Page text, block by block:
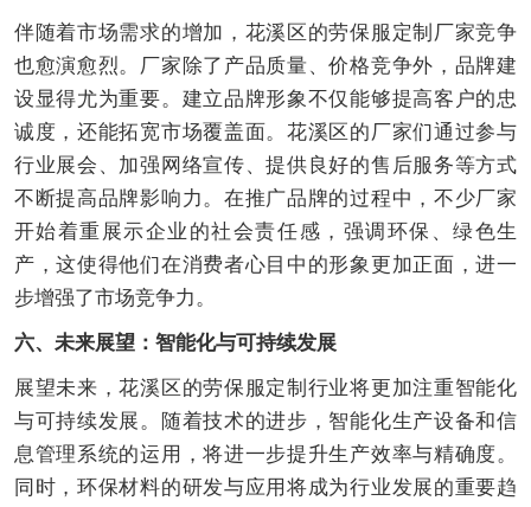
伴随着市场需求的增加，花溪区的劳保服定制厂家竞争
也愈演愈烈。厂家除了产品质量、价格竞争外，品牌建
设显得尤为重要。建立品牌形象不仅能够提高客户的忠
诚度，还能拓宽市场覆盖面。花溪区的厂家们通过参与
行业展会、加强网络宣传、提供良好的售后服务等方式
不断提高品牌影响力。在推广品牌的过程中，不少厂家
开始着重展示企业的社会责任感，强调环保、绿色生
产，这使得他们在消费者心目中的形象更加正面，进一
步增强了市场竞争力。
六、未来展望：智能化与可持续发展
展望未来，花溪区的劳保服定制行业将更加注重智能化
与可持续发展。随着技术的进步，智能化生产设备和信
息管理系统的运用，将进一步提升生产效率与精确度。
同时，环保材料的研发与应用将成为行业发展的重要趋